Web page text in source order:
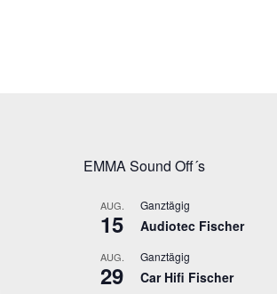
EMMA Sound Off´s
AUG.
15
Ganztägig
Audiotec Fischer
AUG.
29
Ganztägig
Car Hifi Fischer